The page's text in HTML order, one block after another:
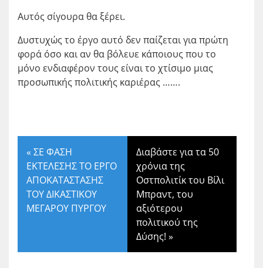
Αυτός σίγουρα θα ξέρει.
Δυστυχώς το έργο αυτό δεν παίζεται για πρώτη
φορά όσο και αν θα βόλευε κάποιους που το
μόνο ενδιαφέρον τους είναι το χτίσιμο μιας
προσωπικής πολιτικής καριέρας …….
« ΣΕ ΦΑΣΗ
ΕΚΤΕΛΕΣΗΣ ΤΟ ΕΡΓΟ
ΑΠΟΚΑΤΑΣΤΑΣΗΣ
ΤΟΥ ΔΙΚΑΣΤΙΚΟΥ
ΜΕΓΑΡΟΥ ΠΥΡΓΟΥ
Διαβάστε για τα 50
χρόνια της
Οστπολιτίκ του Βίλι
Μπραντ, του
αξιότερου
πολιτικού της
Δύσης! »